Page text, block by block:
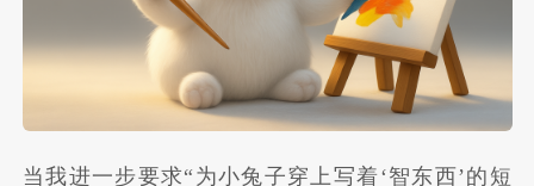
当我进一步要求“为小兔子穿上写着‘智东西’的短